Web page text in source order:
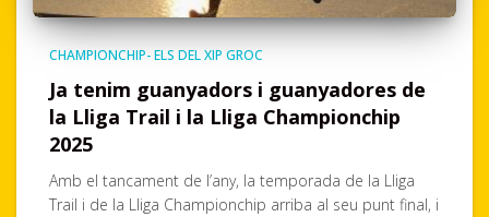
CHAMPIONCHIP- ELS DEL XIP GROC
Ja tenim guanyadors i guanyadores de
la Lliga Trail i la Lliga Championchip
2025
Amb el tancament de l’any, la temporada de la Lliga
Trail i de la Lliga Championchip arriba al seu punt final, i